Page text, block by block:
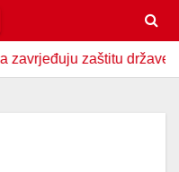
zaštitu države U